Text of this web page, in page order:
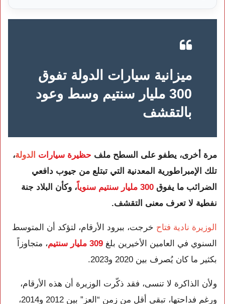
ميزانية سيارات الدولة تفوق
300 مليار سنتيم وسط وعود
بالتقشف
مرة أخرى، يطفو على السطح ملف حظيرة سيارات الدولة،
تلك الإمبراطورية المعدنية التي تبتلع من جيوب دافعي
الضرائب ما يفوق 300 مليار سنتيم سنوياً
، وكأن البلاد جنة
نفطية لا تعرف معنى التقشف.
الوزيرة نادية فتاح خرجت، ببرود الأرقام، لتؤكد أن المتوسط
السنوي في العامين الأخيرين بلغ 309 مليار سنتيم
، متجاوزاً
بكثير ما كان يُصرف بين 2020 و2023.
ولأن الذاكرة لا تنسى، فقد ذكّرت الوزيرة أن هذه الأرقام،
ورغم فداحتها، تبقى أقل من زمن “العز” بين 2012 و2014،